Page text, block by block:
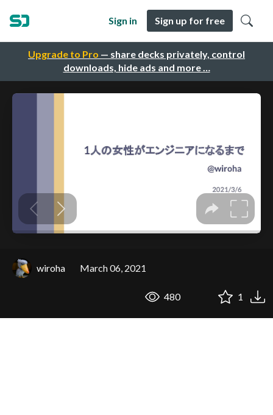
Upgrade to Pro — share decks privately, control
downloads, hide ads and more …
Sign in Sign up for free
wiroha March 06, 2021
480 1